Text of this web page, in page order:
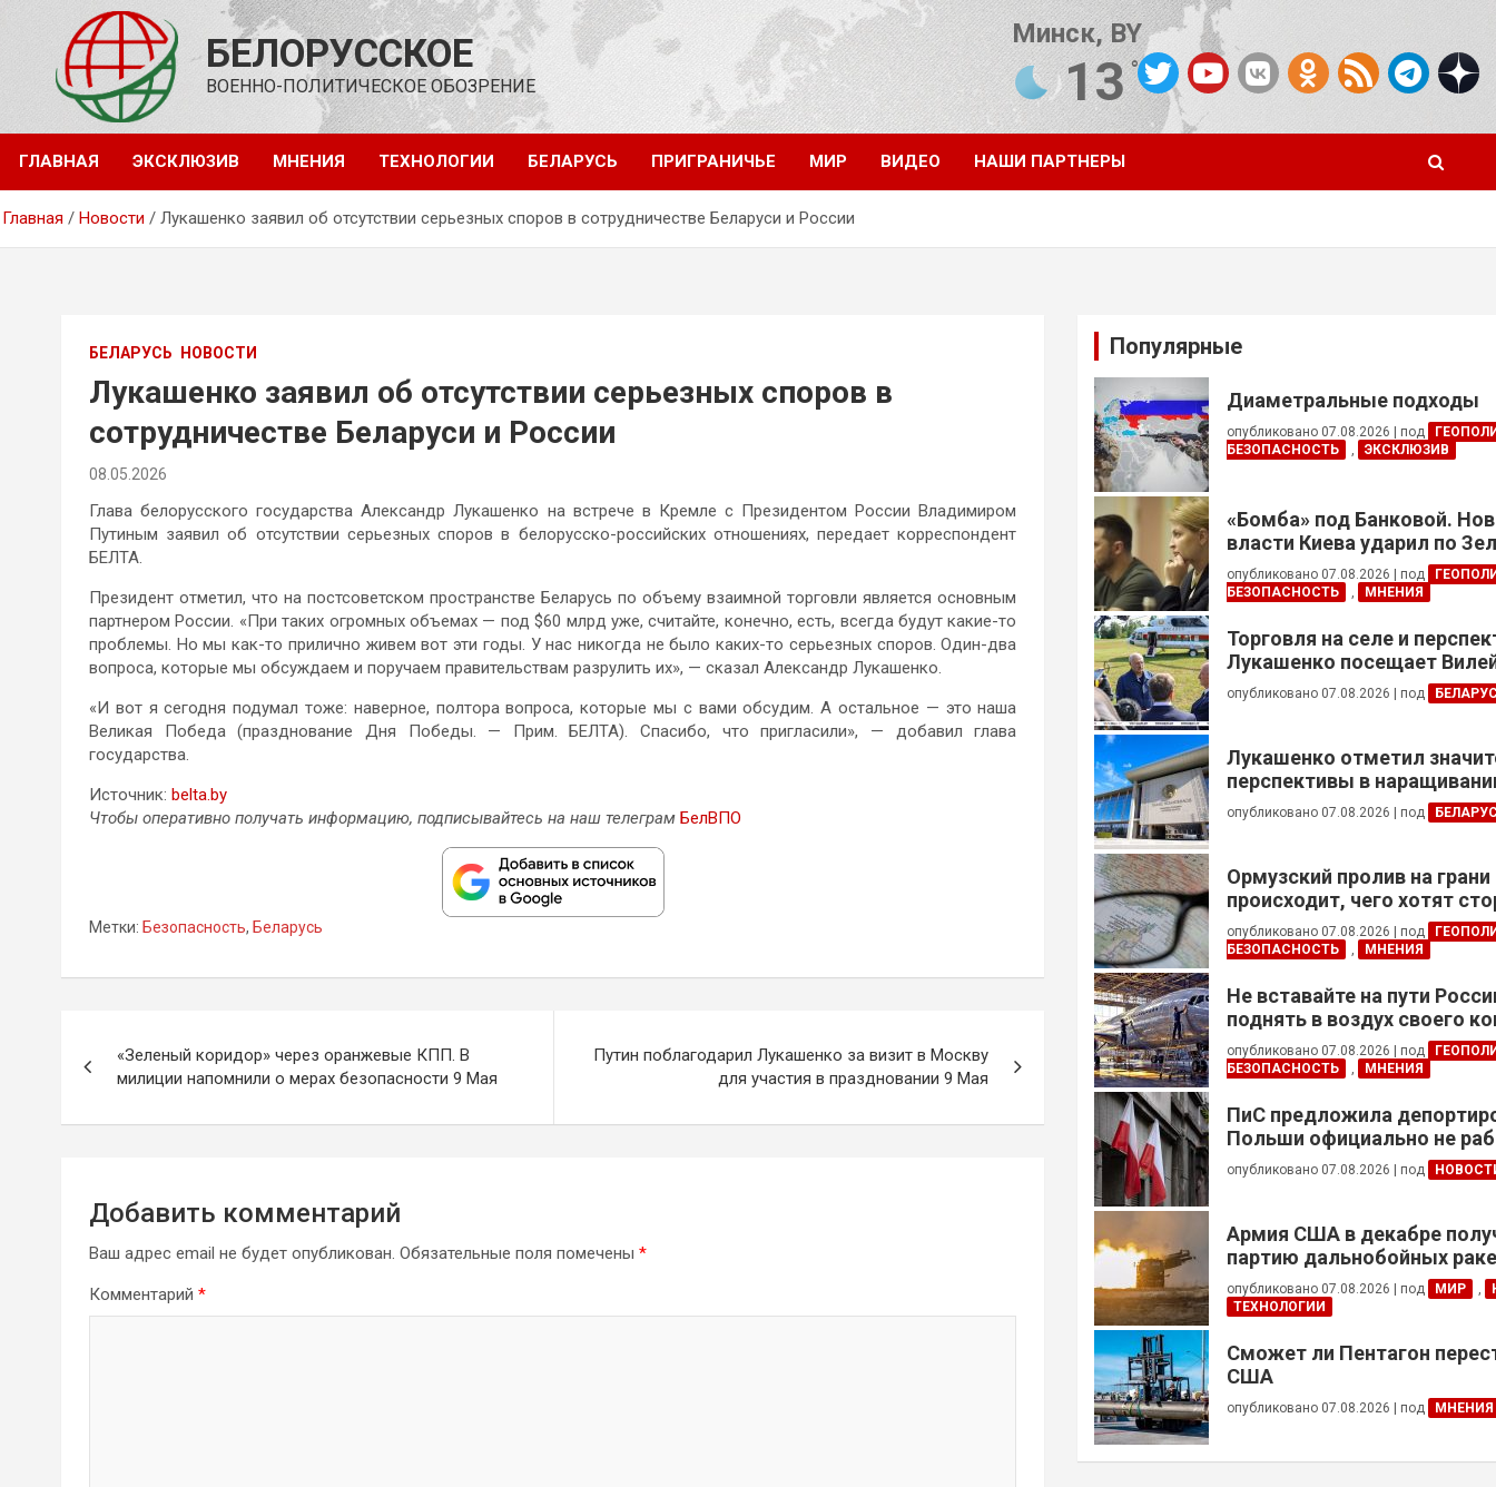
содержимому
БЕЛОРУССКОЕ
ВОЕННО-ПОЛИТИЧЕСКОЕ ОБОЗРЕНИЕ
Минск, BY
13°C
Погода от OpenWeatherMap
ГЛАВНАЯ ЭКСКЛЮЗИВ МНЕНИЯ ТЕХНОЛОГИИ БЕЛАРУСЬ ПРИГРАНИЧЬЕ МИР ВИДЕО НАШИ ПАРТНЕРЫ
Главная Новости Лукашенко заявил об отсутствии серьезных споров в сотрудничестве Беларуси и России
БЕЛАРУСЬ НОВОСТИ
Лукашенко заявил об отсутствии серьезных споров в
сотрудничестве Беларуси и России
08.05.2026
Глава белорусского государства Александр Лукашенко на встрече в Кремле с Президентом России Владимиром
Путиным заявил об отсутствии серьезных споров в белорусско-российских отношениях, передает корреспондент
БЕЛТА.
Президент отметил, что на постсоветском пространстве Беларусь по объему взаимной торговли является основным
партнером России. «При таких огромных объемах — под $60 млрд уже, считайте, конечно, есть, всегда будут какие-то
проблемы. Но мы как-то прилично живем вот эти годы. У нас никогда не было каких-то серьезных споров. Один-два
вопроса, которые мы обсуждаем и поручаем правительствам разрулить их», — сказал Александр Лукашенко.
«И вот я сегодня подумал тоже: наверное, полтора вопроса, которые мы с вами обсудим. А остальное — это наша
Великая Победа (празднование Дня Победы. — Прим. БЕЛТА). Спасибо, что пригласили», — добавил глава
государства.
Источник: belta.by
Чтобы оперативно получать информацию, подписывайтесь на наш телеграм БелВПО
Метки: Безопасность, Беларусь
по
записям
«Зеленый коридор» через оранжевые КПП. В
милиции напомнили о мерах безопасности 9 Мая
Путин поблагодарил Лукашенко за визит в Москву
для участия в праздновании 9 Мая
Добавить комментарий
Ваш адрес email не будет опубликован. Обязательные поля помечены *
Комментарий *
Популярные
Диаметральные подходы
опубликовано 07.08.2026 под
БЕЗОПАСНОСТЬ
, ЭКСКЛЮЗИВ
«Бомба» под Банковой.
власти Киева ударил по
опубликовано 07.08.2026 под
БЕЗОПАСНОСТЬ
, МНЕНИЯ
Торговля на селе и
Лукашенко посещает
опубликовано 07.08.2026 под
Лукашенко отметил
перспективы в
реализации проектов с
опубликовано 07.08.2026 под
Ормузский пролив на
происходит, чего хотят
это приведет?
опубликовано 07.08.2026 под
БЕЗОПАСНОСТЬ
, МНЕНИЯ
Не вставайте на пути
поднять в воздух своего
опубликовано 07.08.2026 под
БЕЗОПАСНОСТЬ
, МНЕНИЯ
ПиС предложила
Польши официально не
украинцев призывного
опубликовано 07.08.2026 под
Армия США в декабре
партию дальнобойных
примененных против Ирана
опубликовано 07.08.2026 под МИР ,
ТЕХНОЛОГИИ
Сможет ли Пентагон
США
опубликовано 07.08.2026 под МНЕНИЯ